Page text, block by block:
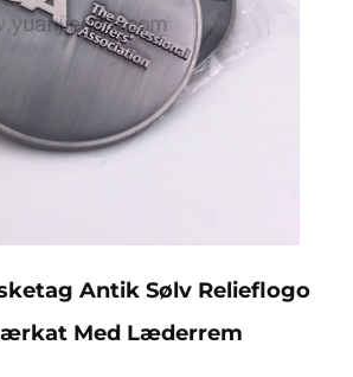
Antik Sølv Relieflogo
Med Læderrem